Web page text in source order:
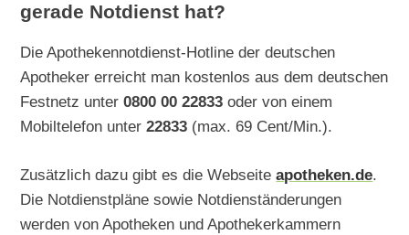
gerade Notdienst hat?
Die Apothekennotdienst-Hotline der deutschen
Apotheker erreicht man kostenlos aus dem deutschen
Festnetz unter0800 00 22833 oder von einem
Mobiltelefon unter22833 (max. 69 Cent/Min.).
Zusätzlich dazu gibt es die Webseiteapotheken.de.
Die Notdienstpläne sowie Notdienständerungen
werden von Apotheken und Apothekerkammern